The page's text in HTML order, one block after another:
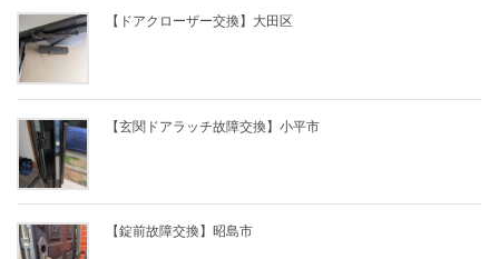
【ドアクローザー交換】大田区
【玄関ドアラッチ故障交換】小平市
【錠前故障交換】昭島市